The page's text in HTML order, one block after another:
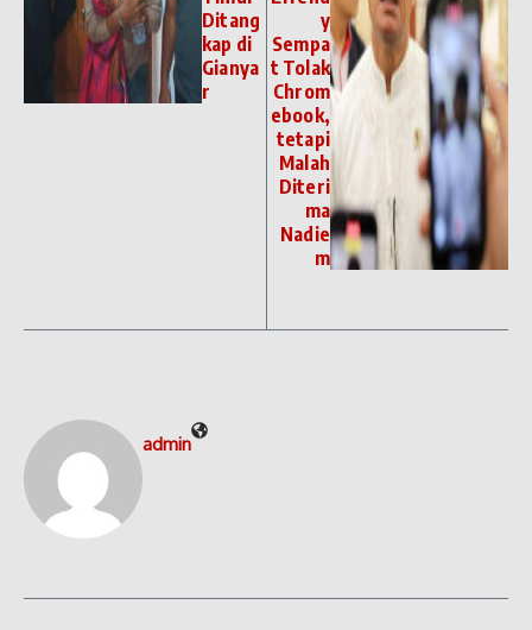
Ditang
kap di
Gianya
r
y
Sempa
t Tolak
Chrom
ebook,
tetapi
Malah
Diteri
ma
Nadie
m
admin